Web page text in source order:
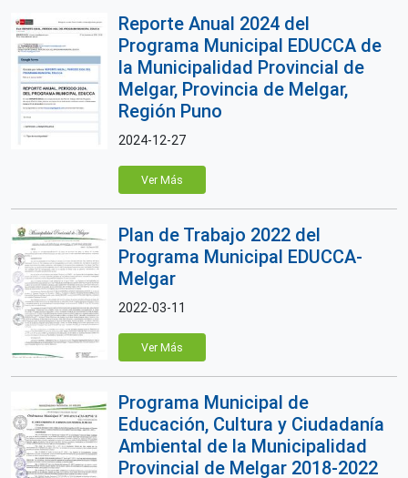
Reporte Anual 2024 del
Programa Municipal EDUCCA de
la Municipalidad Provincial de
Melgar, Provincia de Melgar,
Región Puno
2024-12-27
Ver Más
Plan de Trabajo 2022 del
Programa Municipal EDUCCA-
Melgar
2022-03-11
Ver Más
Programa Municipal de
Educación, Cultura y Ciudadanía
Ambiental de la Municipalidad
Provincial de Melgar 2018-2022